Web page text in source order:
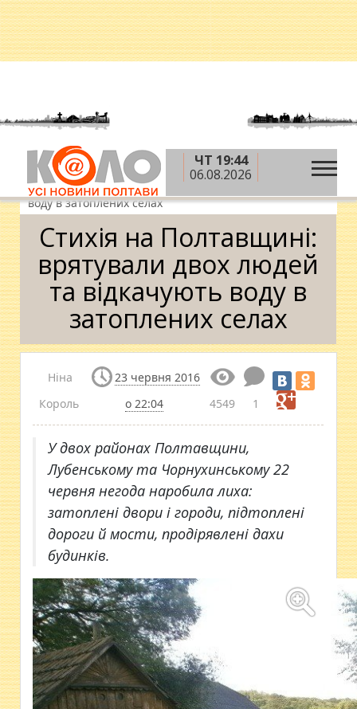
ЧТ 19:44
06.08.2026
Головна » Новини » Суспільство
Стихія на
Полтавщині: врятували двох людей та відкачують
воду в затоплених селах
Стихія на Полтавщині:
врятували двох людей
та відкачують воду в
затоплених селах
Ніна
Король
23 червня 2016
о 22:04
4549 1
У двох районах Полтавщини,
Лубенському та Чорнухинському 22
червня негода наробила лиха:
затоплені двори і городи, підтоплені
дороги й мости, продірявлені дахи
будинків.